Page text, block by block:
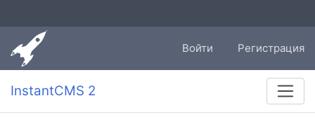
Войти Регистрация
InstantCMS 2